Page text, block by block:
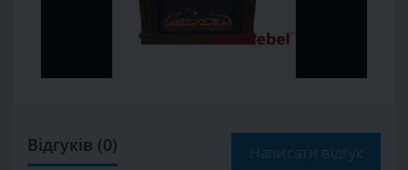
Відгуків (0) Написати відгук